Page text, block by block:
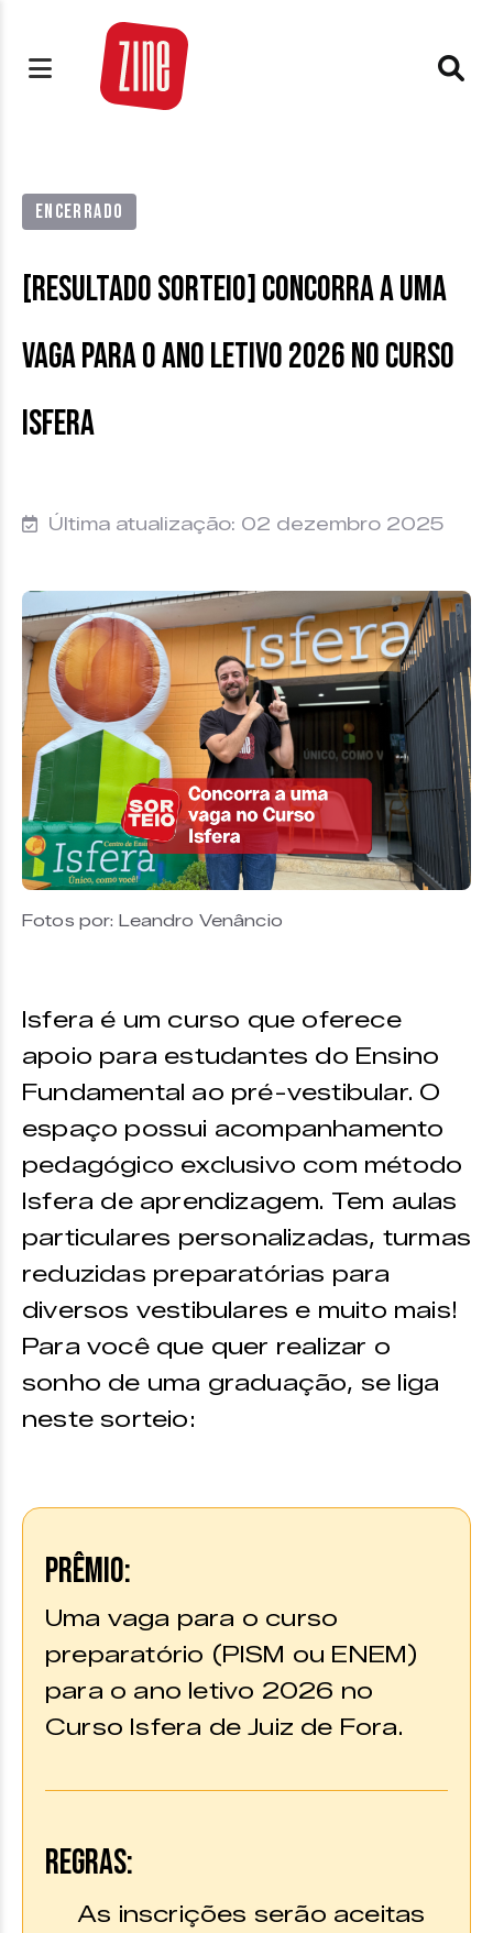
ENCERRADO
[RESULTADO SORTEIO] Concorra a uma
vaga para o ano letivo 2026 no Curso
Isfera
Última atualização: 02 dezembro 2025
Fotos por: Leandro Venâncio
Isfera é um curso que oferece
apoio para estudantes do Ensino
Fundamental ao pré-vestibular. O
espaço possui acompanhamento
pedagógico exclusivo com método
Isfera de aprendizagem. Tem aulas
particulares personalizadas, turmas
reduzidas preparatórias para
diversos vestibulares e muito mais!
Para você que quer realizar o
sonho de uma graduação, se liga
neste sorteio:
PRÊMIO:
Uma vaga para o curso
preparatório (PISM ou ENEM)
para o ano letivo 2026 no
Curso Isfera de Juiz de Fora.
REGRAS:
As inscrições serão aceitas